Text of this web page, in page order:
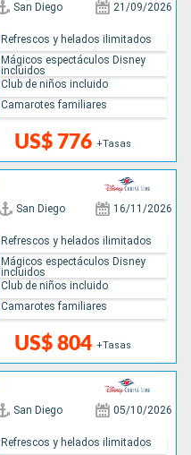
San Diego 21/09/2026
US$ 776 +Tasas
Refrescos y helados ilimitados
Mágicos espectáculos Disney
incluidos
Club de niños incluido
Camarotes familiares
San Diego 16/11/2026
US$ 804 +Tasas
Refrescos y helados ilimitados
Mágicos espectáculos Disney
incluidos
Club de niños incluido
Camarotes familiares
San Diego 05/10/2026
Refrescos y helados ilimitados